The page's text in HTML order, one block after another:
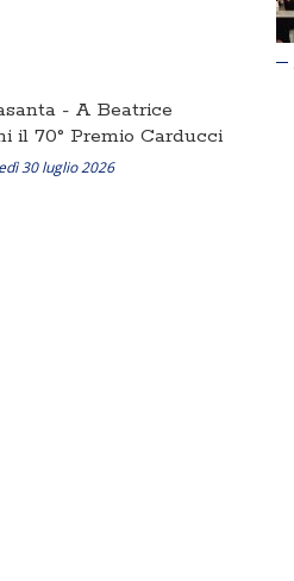
- A Beatrice
il 70° Premio Carducci
30 luglio 2026